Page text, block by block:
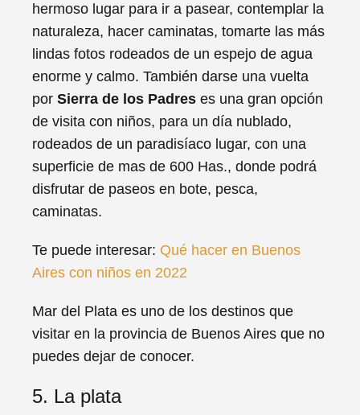
hermoso lugar para ir a pasear, contemplar la
naturaleza, hacer caminatas, tomarte las más
lindas fotos rodeados de un espejo de agua
enorme y calmo. También darse una vuelta
por Sierra de los Padres es una gran opción
de visita con niños, para un día nublado,
rodeados de un paradisíaco lugar, con una
superficie de mas de 600 Has., donde podrá
disfrutar de paseos en bote, pesca,
caminatas.
Te puede interesar: Qué hacer en Buenos
Aires con niños en 2022
Mar del Plata es uno de los destinos que
visitar en la provincia de Buenos Aires que no
puedes dejar de conocer.
5. La plata